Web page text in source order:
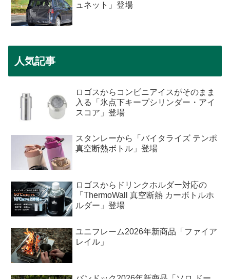
ュネット」登場
人気記事
ロゴスからコンビニアイスがそのまま
入る「氷点下キープシリンダー・アイ
スコア」登場
スタンレーから「バイタライズ テンポ
真空断熱ボトル」登場
ロゴスからドリンクホルダー対応の
「ThermoWall 真空断熱 カーボトルホ
ルダー」登場
ユニフレーム2026年新商品「ファイア
レイル」